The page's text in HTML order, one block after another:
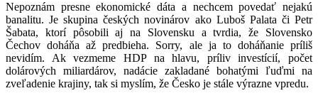
Nepoznám presne ekonomické dáta a nechcem povedať nejakú
banalitu. Je skupina českých novinárov ako Luboš Palata či Petr
Šabata, ktorí pôsobili aj na Slovensku a tvrdia, že Slovensko
Čechov doháňa až predbieha. Sorry, ale ja to doháňanie príliš
nevidím. Ak vezmeme HDP na hlavu, príliv investícií, počet
dolárových miliardárov, nadácie zakladané bohatými ľuďmi na
zveľadenie krajiny, tak si myslím, že Česko je stále výrazne vpredu.